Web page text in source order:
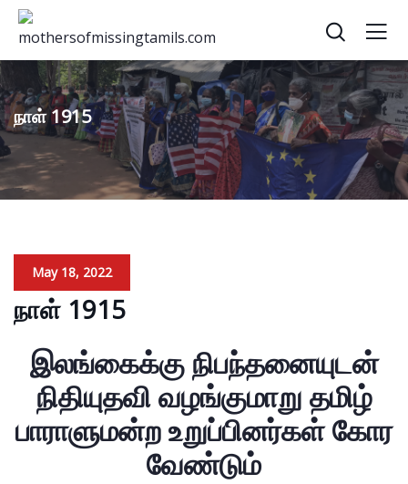
நாள் 1915
May 18, 2022
நாள் 1915
இலங்கைக்கு நிபந்தனையுடன்
நிதியுதவி வழங்குமாறு தமிழ்
பாராளுமன்ற உறுப்பினர்கள் கோர
வேண்டும்